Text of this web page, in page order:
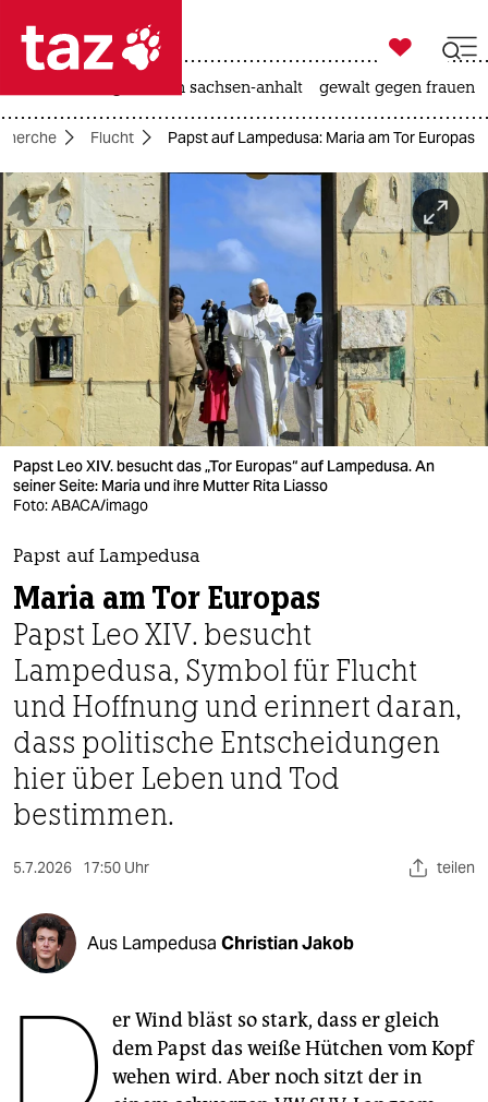
 taz zahl ich
taz zahl ich
themen
politik
öko
gesellschaft
kultur
sport
berlin
wahrheit
verlag
verlag
veranstaltungen
shop
fragen & hilfe
genossenschaft

taz zahl ich
landtagswahl in sachsen-anhalt gewalt gegen frauen
Flucht Papst auf Lampedusa: Maria am Tor Europas
Papst Leo XIV. besucht das „Tor Europas“ auf Lampedusa. An
seiner Seite: Maria und ihre Mutter Rita Liasso
Foto: ABACA/imago
Papst auf Lampedusa
Maria am Tor Europas
Papst Leo XIV. besucht
Lampedusa, Symbol für Flucht
und Hoffnung und erinnert daran,
dass politische Entscheidungen
hier über Leben und Tod
bestimmen.
5.7.2026 17:50 Uhr teilen
Aus Lampedusa Christian Jakob
er Wind bläst so stark, dass er gleich
dem Papst das weiße Hütchen vom Kopf
wehen wird. Aber noch sitzt der in